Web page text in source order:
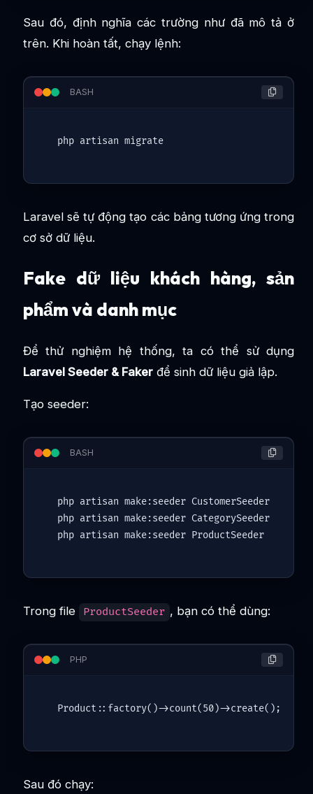
Sau đó, định nghĩa các trường như đã mô tả ở
trên. Khi hoàn tất, chạy lệnh:
BASH
Laravel sẽ tự động tạo các bảng tương ứng trong
cơ sở dữ liệu.
Fake dữ liệu khách hàng, sản
phẩm và danh mục
Để thử nghiệm hệ thống, ta có thể sử dụng
Laravel Seeder & Faker để sinh dữ liệu giả lập.
Tạo seeder:
BASH
php artisan make:seeder CustomerSeeder
php artisan make:seeder CategorySeeder
Trong file ProductSeeder , bạn có thể dùng:
PHP
Product :: factory()->count(50)->create
Sau đó chạy: